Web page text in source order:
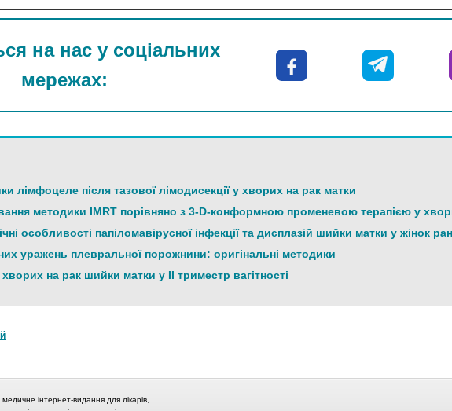
на нас у соціальних
мережах:
лімфоцеле після тазової лімодисекції у хворих на рак матки
методики IMRT порівняно з 3-D-конформною променевою терапією у
особливості папіломавірусної інфекції та дисплазій шийки матки у жінок
уражень плевральної порожнини: оригінальні методики
на рак шийки матки у ІІ триместр вагітності
інтернет-видання для лікарів,